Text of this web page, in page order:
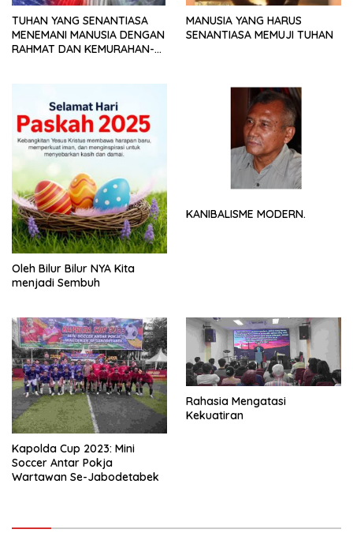
TUHAN YANG SENANTIASA
MENEMANI MANUSIA DENGAN
RAHMAT DAN KEMURAHAN-
MANUSIA YANG HARUS
SENANTIASA MEMUJI TUHAN
Oleh Bilur Bilur NYA Kita
menjadi Sembuh
KANIBALISME MODERN.
Kapolda Cup 2023: Mini
Soccer Antar Pokja
Wartawan Se-Jabodetabek
Rahasia Mengatasi
Kekuatiran